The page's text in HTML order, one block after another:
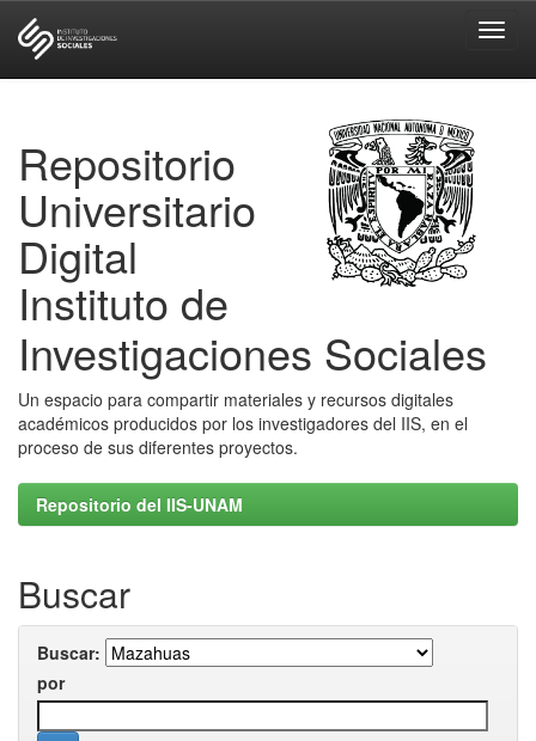
Repositorio
Universitario
Digital
Instituto de
Investigaciones Sociales
Un espacio para compartir materiales y recursos digitales
académicos producidos por los investigadores del IIS, en el
proceso de sus diferentes proyectos.
Repositorio del IIS-UNAM
Buscar
Buscar:
por